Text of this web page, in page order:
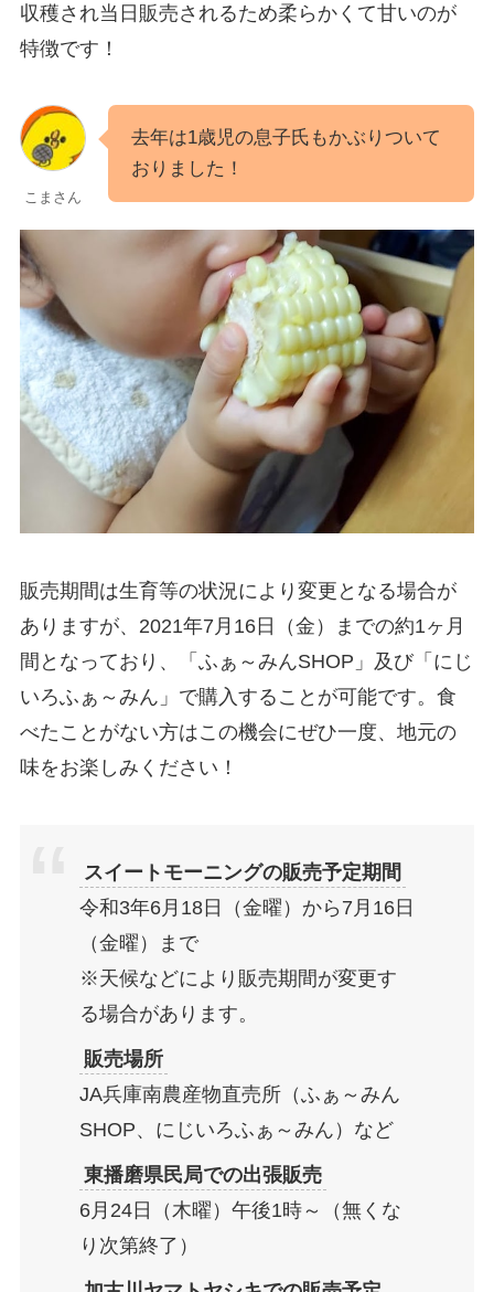
収穫され当日販売されるため柔らかくて甘いのが
特徴です！
こまさん
去年は1歳児の息子氏もかぶりついて
おりました！
販売期間は生育等の状況により変更となる場合が
ありますが、2021年7月16日（金）までの約1ヶ月
間となっており、「ふぁ～みんSHOP」及び「にじ
いろふぁ～みん」で購入することが可能です。食
べたことがない方はこの機会にぜひ一度、地元の
味をお楽しみください！
スイートモーニングの販売予定期間
令和3年6月18日（金曜）から7月16日
（金曜）まで
※天候などにより販売期間が変更す
る場合があります。
販売場所
JA兵庫南農産物直売所（ふぁ～みん
SHOP、にじいろふぁ～みん）など
東播磨県民局での出張販売
6月24日（木曜）午後1時～（無くな
り次第終了）